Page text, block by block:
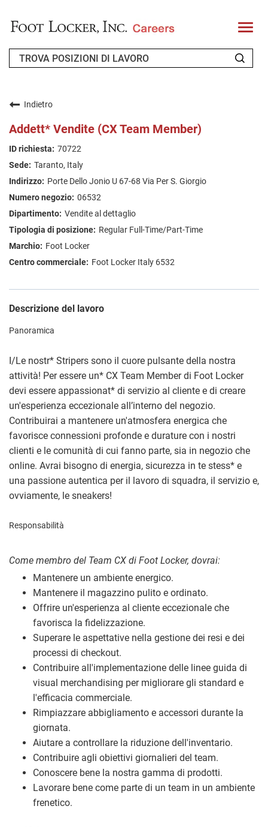
T
o
l
FAQ
CERCA LAVORO
Indietro
Addett* Vendite (CX Team Member)
70722
Taranto, Italy
Porte Dello Jonio U 67-68 Via Per S. Giorgio
06532
Vendite al dettaglio
Regular Full-Time/Part-Time
Foot Locker
Foot Locker Italy 6532
Descrizione del lavoro
Panoramica
I/Le nostr* Stripers sono il cuore pulsante della nostra
attività! Per essere un* CX Team Member di Foot Locker
devi essere appassionat* di servizio al cliente e di creare
un'esperienza eccezionale all’interno del negozio.
Contribuirai a mantenere un'atmosfera energica che
favorisce connessioni profonde e durature con i nostri
clienti e le comunità di cui fanno parte, sia in negozio che
online. Avrai bisogno di energia, sicurezza in te stess* e
una passione autentica per il lavoro di squadra, il servizio e,
ovviamente, le sneakers!
Responsabilità
Come membro del Team CX di Foot Locker, dovrai:
Mantenere un ambiente energico.
Mantenere il magazzino pulito e ordinato.
Offrire un'esperienza al cliente eccezionale che
favorisca la fidelizzazione.
Superare le aspettative nella gestione dei resi e dei
processi di checkout.
Contribuire all'implementazione delle linee guida di
visual merchandising per migliorare gli standard e
l'efficacia commerciale.
Rimpiazzare abbigliamento e accessori durante la
giornata.
Aiutare a controllare la riduzione dell'inventario.
Contribuire agli obiettivi giornalieri del team.
Conoscere bene la nostra gamma di prodotti.
Lavorare bene come parte di un team in un ambiente
frenetico.